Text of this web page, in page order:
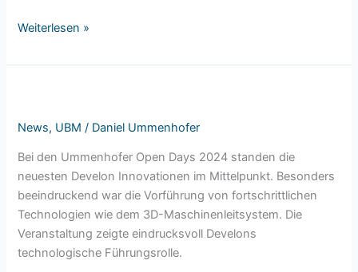
Weiterlesen »
News, UBM / Daniel Ummenhofer
Bei den Ummenhofer Open Days 2024 standen die
neuesten Develon Innovationen im Mittelpunkt. Besonders
beeindruckend war die Vorführung von fortschrittlichen
Technologien wie dem 3D-Maschinenleitsystem. Die
Veranstaltung zeigte eindrucksvoll Develons
technologische Führungsrolle.
offenen
Tür
Ummenhofer